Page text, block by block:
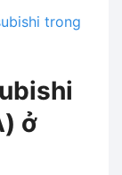
trong
ở